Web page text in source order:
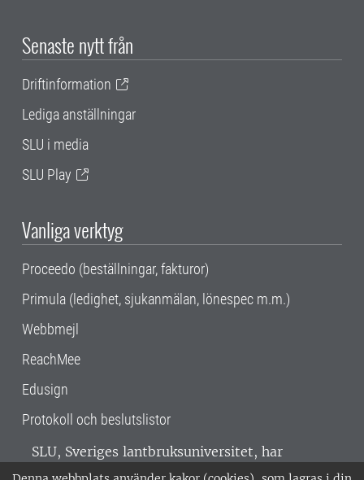
Senaste nytt från
Driftinformation
Lediga anställningar
SLU i media
SLU Play
Vanliga verktyg
Proceedo (beställningar, fakturor)
Primula (ledighet, sjukanmälan, lönespec m.m.)
Webbmejl
ReachMee
Edusign
Protokoll och beslutslistor
SLU, Sveriges lantbruksuniversitet, har
verksamhet över hela Sverige. Huvudorter är